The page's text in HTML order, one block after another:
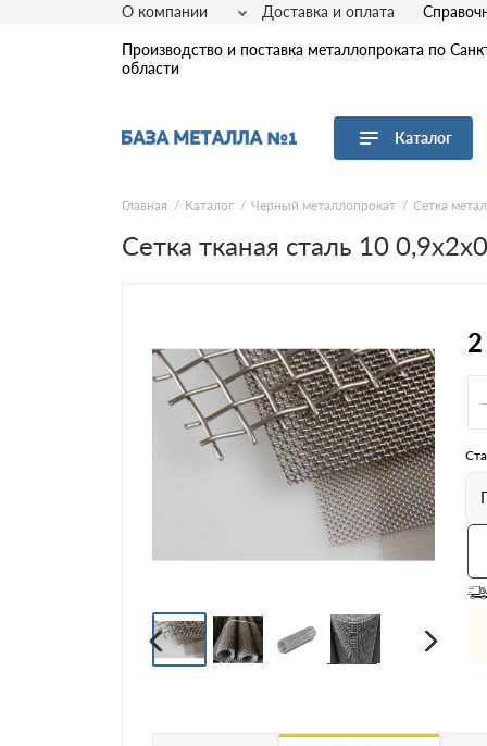
Производство и поставка металлопроката по
области
Каталог
Перейти в каталог
Арматура
Сортовой прокат
Фасонный прокат
Оцинкованный прокат
Рулонная сталь
Винтовые сваи
Цветной металлопрокат
О компании Доставка и оплата
Главная Каталог Черный металлопрокат Сетка
Сетка тканая сталь 10